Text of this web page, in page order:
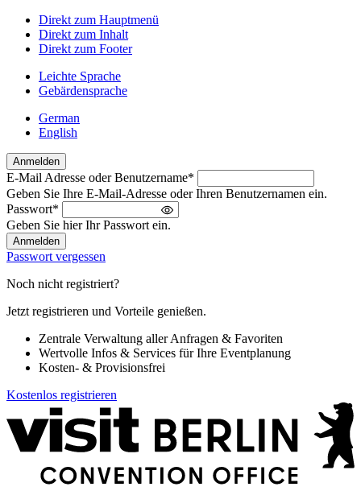
Direkt zum Hauptmenü
Direkt zum Inhalt
Direkt zum Footer
Leichte Sprache
Gebärdensprache
German
English
Anmelden
Willkommen
zurück!
Bitte
melden
Sie
sich
an
E-Mail Adresse oder Benutzername*
Geben Sie Ihre E-Mail-Adresse oder Ihren Benutzernamen ein.
Passwort*
Geben Sie hier Ihr Passwort ein.
Passwort vergessen
Noch nicht registriert?
Jetzt registrieren und Vorteile genießen.
Zentrale Verwaltung aller Anfragen & Favoriten
Wertvolle Infos & Services für Ihre Eventplanung
Kosten- & Provisionsfrei
Kostenlos registrieren